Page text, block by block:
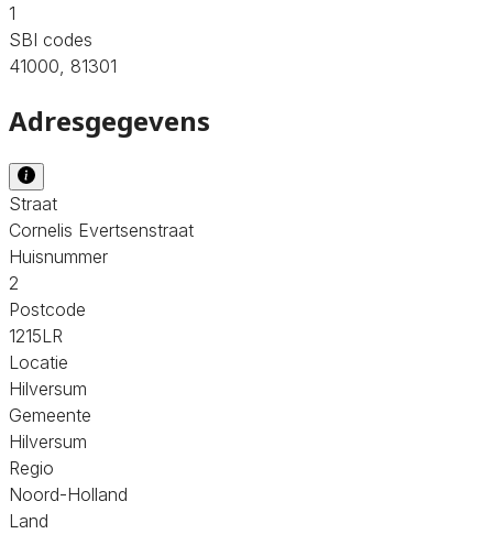
1
SBI codes
41000, 81301
Adresgegevens
Straat
Cornelis Evertsenstraat
Huisnummer
2
Postcode
1215LR
Locatie
Hilversum
Gemeente
Hilversum
Regio
Noord-Holland
Land